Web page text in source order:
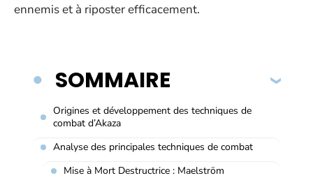
ennemis et à riposter efficacement.
SOMMAIRE
Origines et développement des techniques de
combat d’Akaza
Analyse des principales techniques de combat
Mise à Mort Destructrice : Maelström